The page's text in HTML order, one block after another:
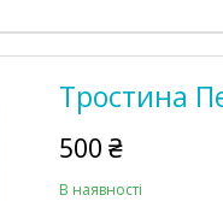
Тростина
500 ₴
В наявності